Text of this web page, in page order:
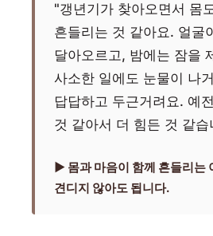
"갱년기가 찾아오면서 몸
흔들리는 것 같아요. 얼굴
달아오르고, 밤에는 잠을
사소한 일에도 눈물이 나
답답하고 두근거려요. 예
것 같아서 더 힘든 것 같습
▶ 몸과 마음이 함께 흔들리는
견디지 않아도 됩니다.